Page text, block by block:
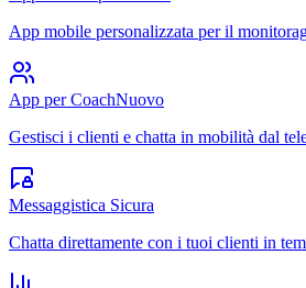
App mobile personalizzata per il
App per CoachNuovo
Gestisci i clienti e chatta in mobilità dal
Messaggistica Sicura
Chatta direttamente con i tuoi clienti in